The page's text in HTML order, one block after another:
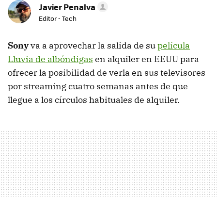
Javier Penalva
Editor - Tech
Sonyva a aprovechar la salida de supelícula
Lluvia de albóndigas en alquiler en EEUUpara
ofrecer la posibilidad de verla en sus televisores
por streaming cuatro semanas antes de que
llegue a los círculos habituales de alquiler.